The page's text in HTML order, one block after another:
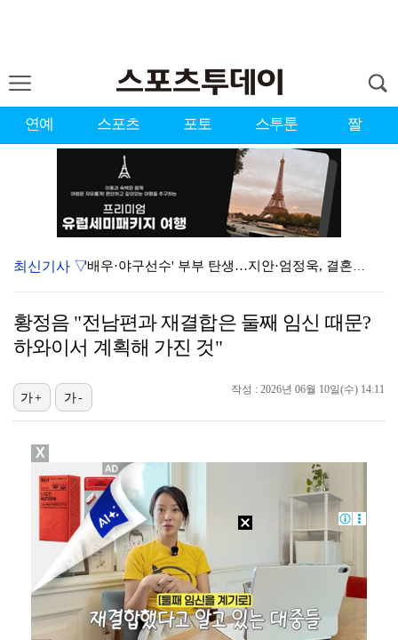
연예 스포츠 포토 스투툰 짤
'배우·야구선수' 부부 탄생…지안·엄정욱, 결혼 발표 …
'아파트', 시청률 6.1%로 반등…자체 최고 경신
1위 '오디세이', 주말동안 133만명 봤다…'스파이더…
'런닝맨' 김지유, 유재석 라인 도전…2049 시청률 …
세븐틴 승관·디노 군악병 입대→민규 대체복무 [공식]
한국 남자배구, 동아시아선수권서 일본 꺾고 정상…대회 …
최신기사 ▽
황정음 "전남편과 재결합은 둘째 임신 때문?
하와이서 계획해 가진 것"
작성 : 2026년 06월 10일(수) 14:11
가+ 가-
X